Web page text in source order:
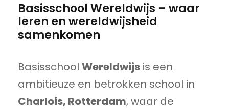
Basisschool Wereldwijs – waar
leren en wereldwijsheid
samenkomen
Basisschool Wereldwijs is een
ambitieuze en betrokken school in
Charlois, Rotterdam, waar de